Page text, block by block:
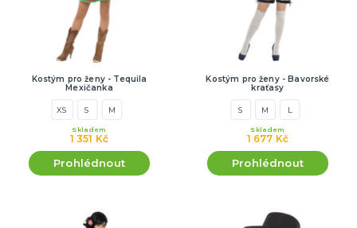
Kostým pro ženy - Tequila
Mexičanka
XS S M
1 351 Kč
Skladem
Prohlédnout
Kostým pro ženy - Bavorské
kraťasy
S M L
1 677 Kč
Skladem
Prohlédnout